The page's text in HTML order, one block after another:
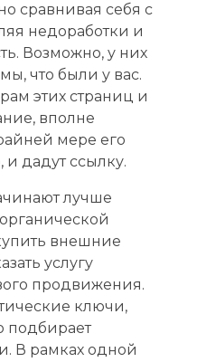
сравнивая себя с
недоработки и
Возможно, у них
что были у вас.
этих страниц и
вполне
мере его
и дадут ссылку.
лучше
внешние
услугу
продвижения.
ключи,
подбирает
В рамках одной